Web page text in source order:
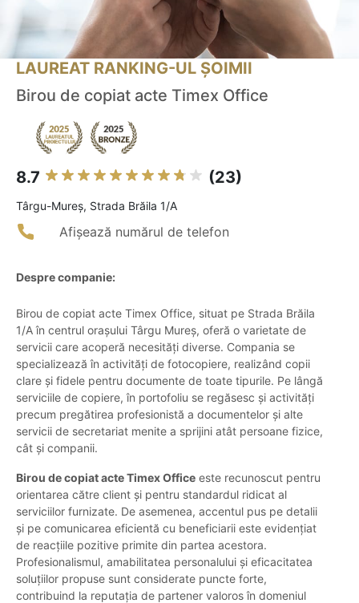
LAUREAT RANKING-UL ȘOIMII
Birou de copiat acte Timex Office
8.7 (23)
Târgu-Mureş, Strada Brăila 1/A
Afișează numărul de telefon
Despre companie:
Birou de copiat acte Timex Office, situat pe Strada Brăila
1/A în centrul orașului Târgu Mureș, oferă o varietate de
servicii care acoperă necesități diverse. Compania se
specializează în activități de fotocopiere, realizând copii
clare și fidele pentru documente de toate tipurile. Pe lângă
serviciile de copiere, în portofoliu se regăsesc și activități
precum pregătirea profesionistă a documentelor și alte
servicii de secretariat menite a sprijini atât persoane fizice,
cât și companii.
Birou de copiat acte Timex Office este recunoscut pentru
orientarea către client și pentru standardul ridicat al
serviciilor furnizate. De asemenea, accentul pus pe detalii
și pe comunicarea eficientă cu beneficiarii este evidențiat
de reacțiile pozitive primite din partea acestora.
Profesionalismul, amabilitatea personalului și eficacitatea
soluțiilor propuse sunt considerate puncte forte,
contribuind la reputația de partener valoros în domeniul